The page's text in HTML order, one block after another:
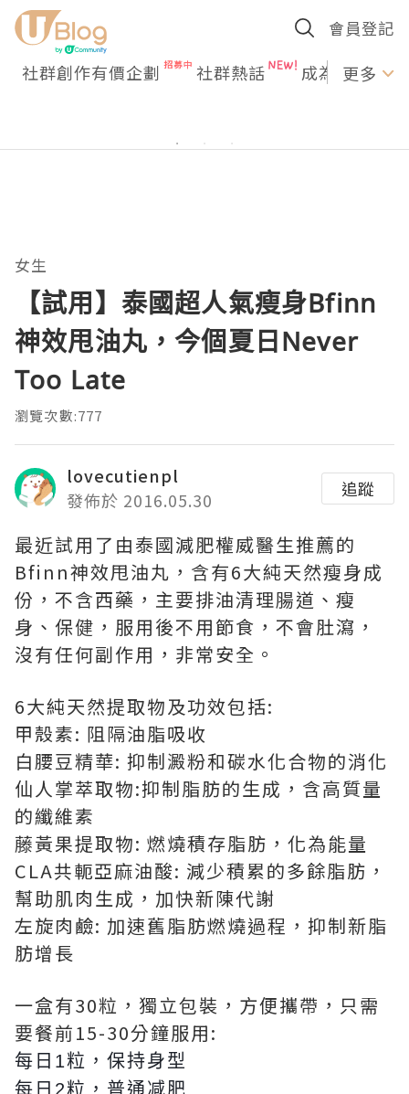
會員登記
社群創作有價企劃 社群熱話 成為U更多
女生
【試用】泰國超人氣瘦身Bfinn
神效甩油丸，今個夏日Never
Too Late
瀏覽次數:777
lovecutienpl
發佈於 2016.05.30
追蹤
最近試用了由泰國減肥權威醫生推薦的
Bfinn神效甩油丸，含有6大純天然瘦身成
份，不含西藥，主要排油清理腸道、瘦
身、保健，服用後不用節食，不會肚瀉，
沒有任何副作用，非常安全。
6大純天然提取物及功效包括:
甲殼素: 阻隔油脂吸收
白腰豆精華: 抑制澱粉和碳水化合物的消化
仙人掌萃取物:抑制脂肪的生成，含高質量
的纖維素
藤黃果提取物: 燃燒積存脂肪，化為能量
CLA共軛亞麻油酸: 減少積累的多餘脂肪，
幫助肌肉生成，加快新陳代謝
左旋肉鹼: 加速舊脂肪燃燒過程，抑制新脂
肪增長
一盒有30粒，獨立包裝，方便攜帶，只需
要餐前15-30分鐘服用:
每日1粒，保持身型
每日2粒，普通减肥